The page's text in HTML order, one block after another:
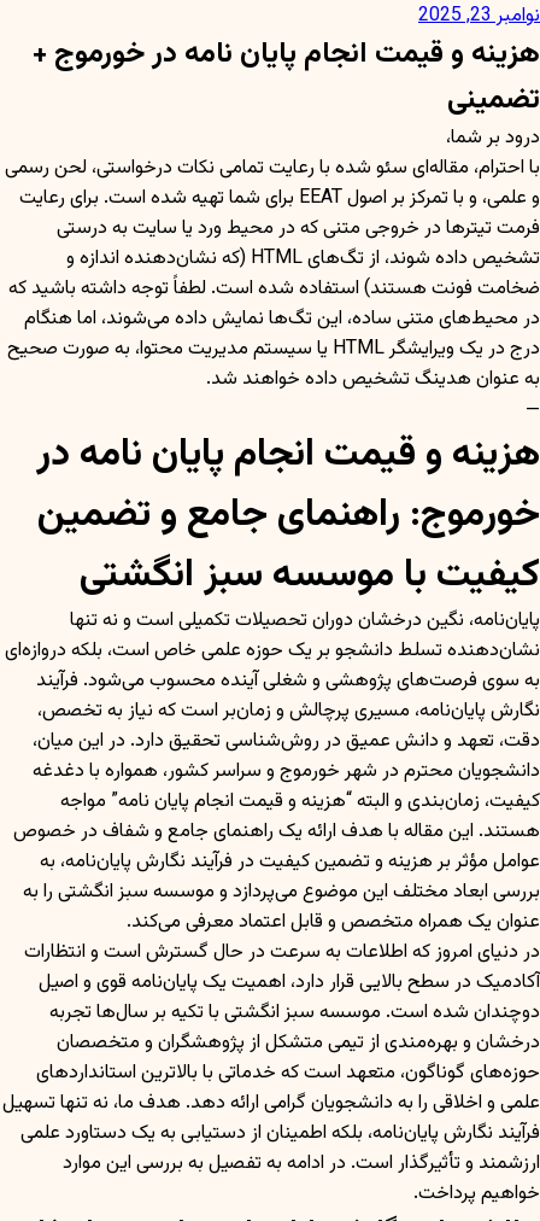
نوامبر 23, 2025
هزینه و قیمت انجام پایان نامه در خورموج +
تضمینی
درود بر شما،
با احترام، مقاله‌ای سئو شده با رعایت تمامی نکات درخواستی، لحن رسمی
و علمی، و با تمرکز بر اصول EEAT برای شما تهیه شده است. برای رعایت
فرمت تیترها در خروجی متنی که در محیط ورد یا سایت به درستی
تشخیص داده شوند، از تگ‌های HTML (که نشان‌دهنده اندازه و
ضخامت فونت هستند) استفاده شده است. لطفاً توجه داشته باشید که
در محیط‌های متنی ساده، این تگ‌ها نمایش داده می‌شوند، اما هنگام
درج در یک ویرایشگر HTML یا سیستم مدیریت محتوا، به صورت صحیح
به عنوان هدینگ تشخیص داده خواهند شد.
—
هزینه و قیمت انجام پایان نامه در
خورموج: راهنمای جامع و تضمین
کیفیت با موسسه سبز انگشتی
پایان‌نامه، نگین درخشان دوران تحصیلات تکمیلی است و نه تنها
نشان‌دهنده تسلط دانشجو بر یک حوزه علمی خاص است، بلکه دروازه‌ای
به سوی فرصت‌های پژوهشی و شغلی آینده محسوب می‌شود. فرآیند
نگارش پایان‌نامه، مسیری پرچالش و زمان‌بر است که نیاز به تخصص،
دقت، تعهد و دانش عمیق در روش‌شناسی تحقیق دارد. در این میان،
دانشجویان محترم در شهر خورموج و سراسر کشور، همواره با دغدغه
کیفیت، زمان‌بندی و البته “هزینه و قیمت انجام پایان نامه” مواجه
هستند. این مقاله با هدف ارائه یک راهنمای جامع و شفاف در خصوص
عوامل مؤثر بر هزینه و تضمین کیفیت در فرآیند نگارش پایان‌نامه، به
بررسی ابعاد مختلف این موضوع می‌پردازد و موسسه سبز انگشتی را به
عنوان یک همراه متخصص و قابل اعتماد معرفی می‌کند.
در دنیای امروز که اطلاعات به سرعت در حال گسترش است و انتظارات
آکادمیک در سطح بالایی قرار دارد، اهمیت یک پایان‌نامه قوی و اصیل
دوچندان شده است. موسسه سبز انگشتی با تکیه بر سال‌ها تجربه
درخشان و بهره‌مندی از تیمی متشکل از پژوهشگران و متخصصان
حوزه‌های گوناگون، متعهد است که خدماتی با بالاترین استانداردهای
علمی و اخلاقی را به دانشجویان گرامی ارائه دهد. هدف ما، نه تنها تسهیل
فرآیند نگارش پایان‌نامه، بلکه اطمینان از دستیابی به یک دستاورد علمی
ارزشمند و تأثیرگذار است. در ادامه به تفصیل به بررسی این موارد
خواهیم پرداخت.